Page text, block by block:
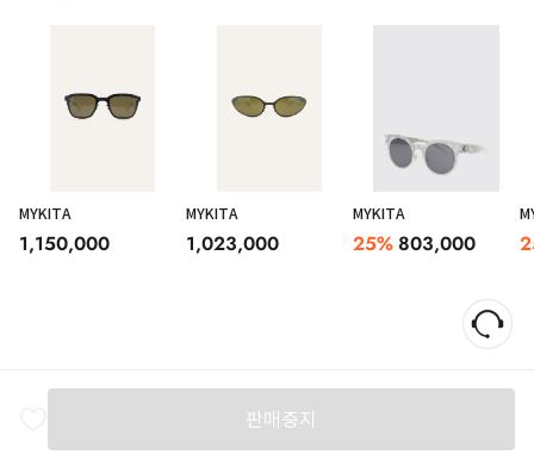
MYKITA
1,150,000
MYKITA
1,023,000
MYKITA
25%803,000
판매중지